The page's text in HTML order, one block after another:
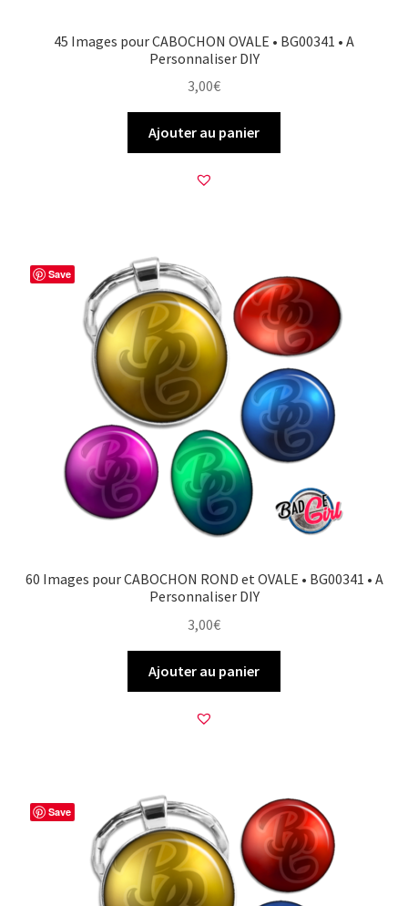
45 Images pour CABOCHON OVALE • BG00341 • A
Personnaliser DIY
3,00€
Ajouter au panier
Save
60 Images pour CABOCHON ROND et OVALE • BG00341 • A
Personnaliser DIY
3,00€
Ajouter au panier
Save